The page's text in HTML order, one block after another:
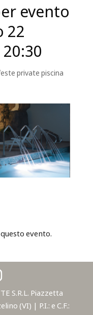
evento
22
private piscina
evento.
S.R.L. Piazzetta
(VI) | P.I.: e C.F.: